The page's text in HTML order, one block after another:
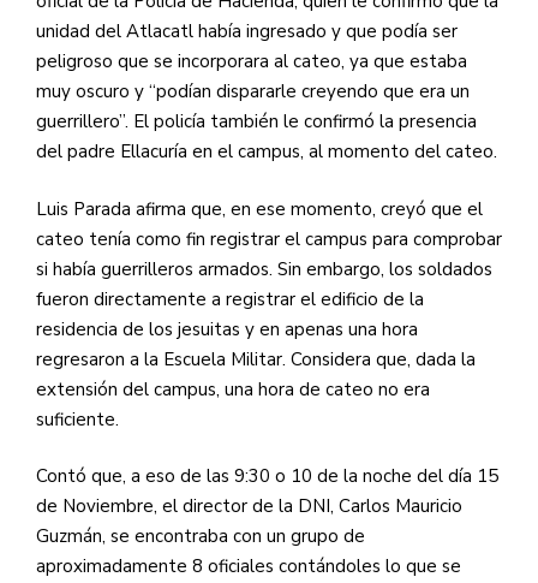
unidad del Atlacatl había ingresado y que podía ser
peligroso que se incorporara al cateo, ya que estaba
muy oscuro y “podían dispararle creyendo que era un
guerrillero”. El policía también le confirmó la presencia
del padre Ellacuría en el campus, al momento del cateo.
Luis Parada afirma que, en ese momento, creyó que el
cateo tenía como fin registrar el campus para comprobar
si había guerrilleros armados. Sin embargo, los soldados
fueron directamente a registrar el edificio de la
residencia de los jesuitas y en apenas una hora
regresaron a la Escuela Militar. Considera que, dada la
extensión del campus, una hora de cateo no era
suficiente.
Contó que, a eso de las 9:30 o 10 de la noche del día 15
de Noviembre, el director de la DNI, Carlos Mauricio
Guzmán, se encontraba con un grupo de
aproximadamente 8 oficiales contándoles lo que se